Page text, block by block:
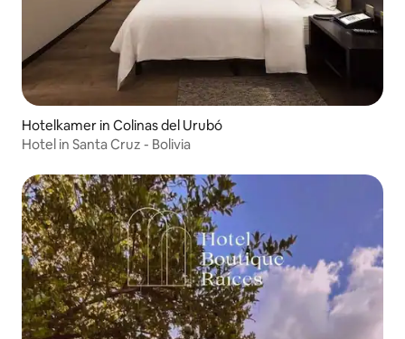
Hotelkamer in Colinas del Urubó
Hotel in Santa Cruz - Bolivia